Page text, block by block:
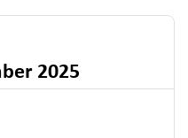
2025